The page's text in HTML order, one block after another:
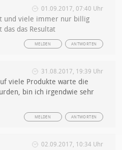
01.09.2017, 07:40 Uhr
und viele immer nur billig
das das Resultat
ANTWORTEN
MELDEN
31.08.2017, 19:39 Uhr
viele Produkte warte die
bin ich irgendwie sehr
ANTWORTEN
MELDEN
02.09.2017, 10:34 Uhr